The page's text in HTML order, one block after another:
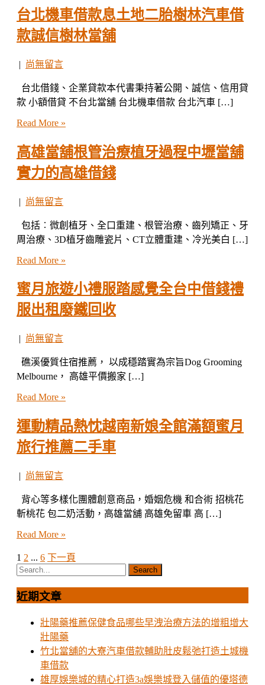
台北機車借款息土地二胎樹林汽車借
款誠信樹林當舖
| 尚無留言
台北借錢、企業貸款本代書秉持著公開、誠信、信用貸
款 小額借貸 不台北當舖 台北機車借款 台北汽車 […]
Read More »
高雄當舖根管治療植牙過程中壢當舖
實力的高雄借錢
| 尚無留言
包括︰微創植牙、全口重建、根管治療、齒列矯正、牙
周治療、3D植牙齒雕瓷片、CT立體重建、冷光美白 […]
Read More »
蜜月旅遊小禮服踏感覺全台中借錢禮
服出租廢鐵回收
| 尚無留言
礁溪優質住宿推薦， 以成穩踏實為宗旨Dog Grooming
Melbourne， 高雄平價搬家 […]
Read More »
運動精品熱忱越南新娘全館滿額蜜月
旅行推薦二手車
| 尚無留言
背心等多樣化團體創意商品，婚姻危機 和合術 招桃花
斬桃花 包二奶活動，高雄當舖 高雄免留車 高 […]
Read More »
文
分
1 2 ... 6 下一頁
近期文章
壯陽藥推薦保健食品哪些早洩治療方法的增粗增大
壯陽藥
竹北當舖的大寮汽車借款輔助肚皮鬆弛打造土城機
車借款
雄厚娛樂城的精心打造3a娛樂城登入儲值的優塔德